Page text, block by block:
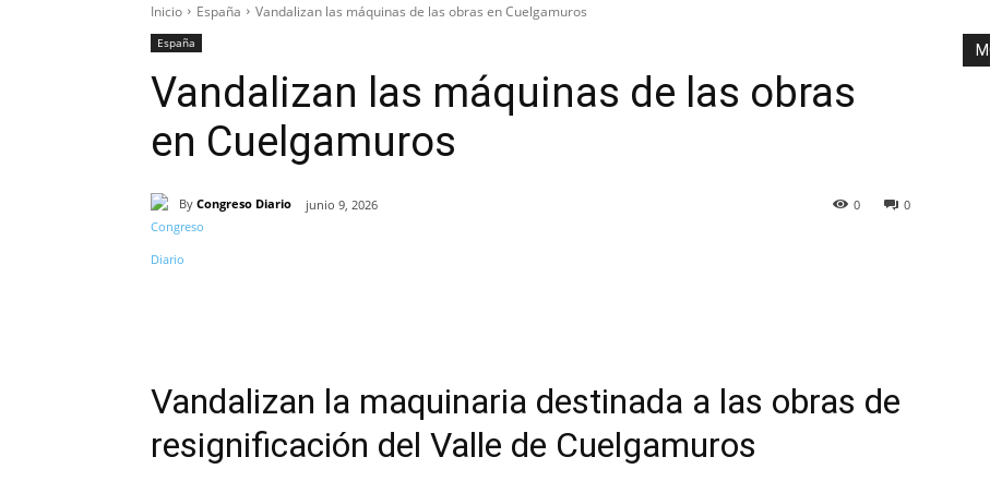
Inicio España Vandalizan las máquinas de las obras en Cuelgamuros
España
Vandalizan las máquinas de las obras
en Cuelgamuros
By Congreso Diario junio 9, 2026 0
0
Vandalizan la maquinaria destinada a las obras de
resignificación del Valle de Cuelgamuros